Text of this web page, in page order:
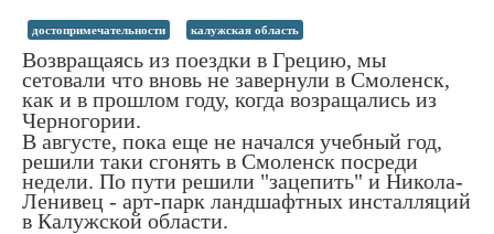
достопримечательности калужская область
Возвращаясь из поездки в Грецию, мы
сетовали что вновь не завернули в Смоленск,
как и в прошлом году, когда возращались из
Черногории.
В августе, пока еще не начался учебный год,
решили таки сгонять в Смоленск посреди
недели. По пути решили "зацепить" и Никола-
Ленивец - арт-парк ландшафтных инсталляций
в Калужской области.